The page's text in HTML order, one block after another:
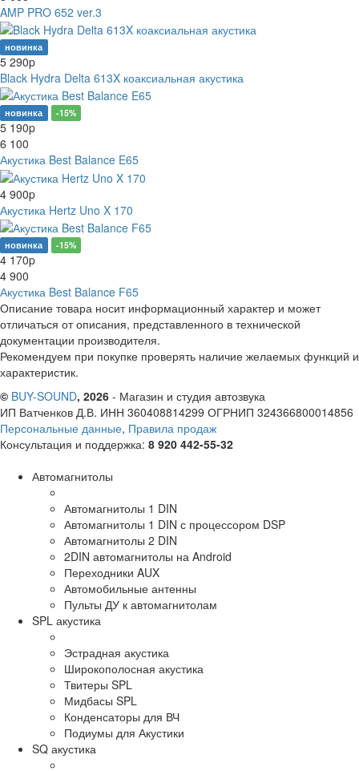
AMP PRO 652 ver.3
новинка
5 290p
Black Hydra Delta 613X коаксиальная акустика
новинка -15%
5 190p
6 100
Акустика Best Balance E65
4 900p
Акустика Hertz Uno X 170
новинка -15%
4 170p
4 900
Акустика Best Balance F65
Описание товара носит информационный характер и может
отличаться от описания, представленного в технической
документации производителя.
Рекомендуем при покупке проверять наличие желаемых функций и
характеристик.
© BUY-SOUND, 2026 - Магазин и студия автозвука
ИП Ватченков Д.В. ИНН 360408814299 ОГРНИП 324366800014856
Персональные данные, Правила продаж
Консультация и поддержка: 8 920 442-55-32
Автомагнитолы
Автомагнитолы 1 DIN
Автомагнитолы 1 DIN с процессором DSP
Автомагнитолы 2 DIN
2DIN автомагнитолы на Android
Переходники AUX
Автомобильные антенны
Пульты ДУ к автомагнитолам
SPL акустика
Эстрадная акустика
Широкополосная акустика
Твитеры SPL
Мидбасы SPL
Конденсаторы для ВЧ
Подиумы для Акустики
SQ акустика